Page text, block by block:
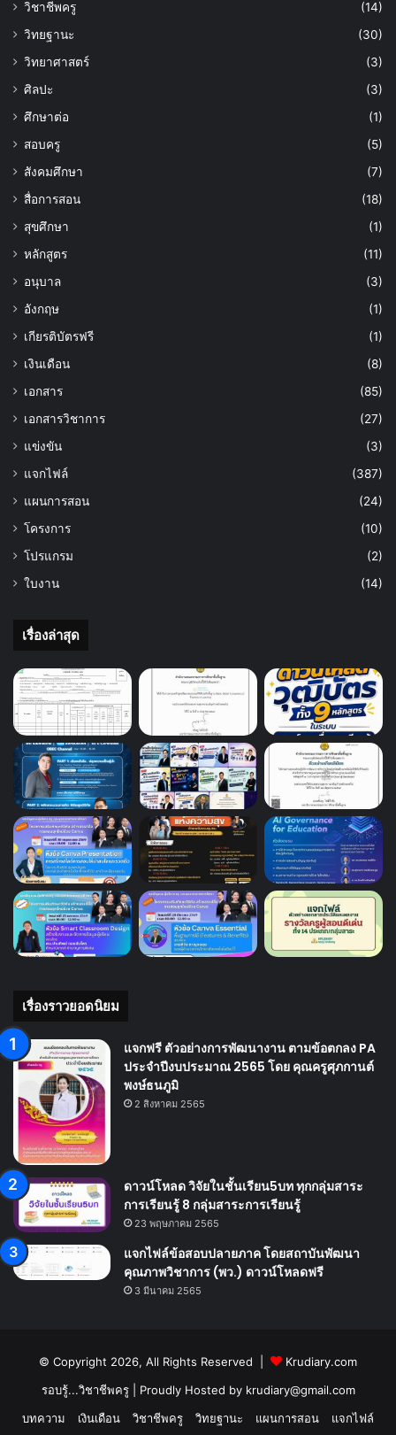
วิชาชีพครู
(14)
วิทยฐานะ
(30)
วิทยาศาสตร์
(3)
ศิลปะ
(3)
ศึกษาต่อ
(1)
สอบครู
(5)
สังคมศึกษา
(7)
สื่อการสอน
(18)
สุขศึกษา
(1)
หลักสูตร
(11)
อนุบาล
(3)
อังกฤษ
(1)
เกียรติบัตรฟรี
(1)
เงินเดือน
(8)
เอกสาร
(85)
เอกสารวิชาการ
(27)
แข่งขัน
(3)
แจกไฟล์
(387)
แผนการสอน
(24)
โครงการ
(10)
โปรแกรม
(2)
ใบงาน
(14)
เรื่องล่าสุด
เรื่องราวยอดนิยม
แจกฟรี ตัวอย่างการพัฒนางาน ตามข้อตกลง PA
ประจำปีงบประมาณ 2565 โดย คุณครูศุภกานต์
พงษ์ธนภูมิ
2 สิงหาคม 2565
ดาวน์โหลด วิจัยในชั้นเรียน5บท ทุกกลุ่มสาระ
การเรียนรู้ 8 กลุ่มสาระการเรียนรู้
23 พฤษภาคม 2565
แจกไฟล์ข้อสอบปลายภาค โดยสถาบันพัฒนา
คุณภาพวิชาการ (พว.) ดาวน์โหลดฟรี
3 มีนาคม 2565
© Copyright 2026, All Rights Reserved |
Krudiary.com
รอบรู้...วิชาชีพครู| Proudly Hosted by krudiary@gmail.com
บทความ
เงินเดือน วิชาชีพครู วิทยฐานะ แผนการสอน แจกไฟล์